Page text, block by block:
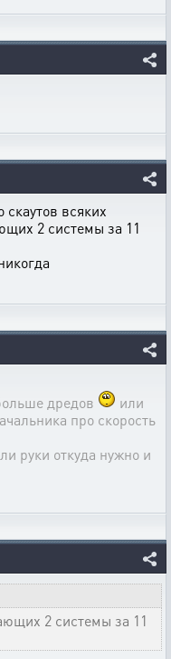
скаутов всяких
2 системы за 11
дредов
или
про скорость
руки откуда нужно и
2 системы за 11